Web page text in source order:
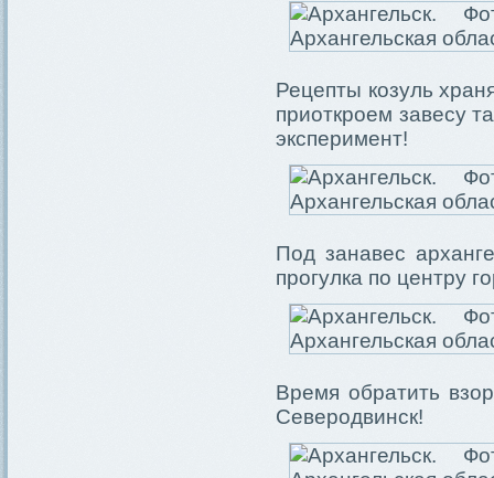
Рецепты козуль
приоткроем завесу
эксперимент!
Под занавес
прогулка по центру
Время обратить
Северодвинск!